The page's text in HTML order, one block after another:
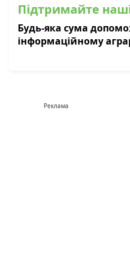
Підтримайте
Будь-яка сума
інформаційному
Реклама